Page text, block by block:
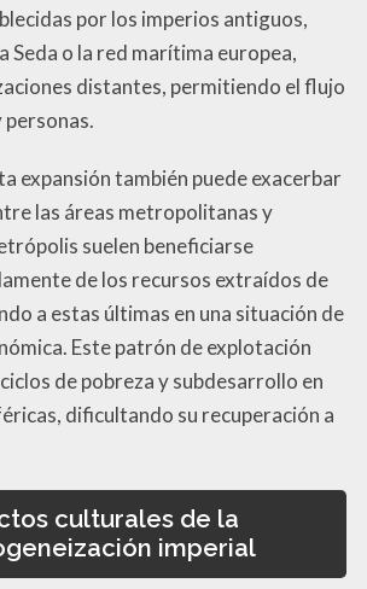
por los imperios antiguos,
Seda o la red marítima europea,
distantes, permitiendo el flujo
personas.
expansión también puede exacerbar
las áreas metropolitanas y
suelen beneficiarse
de los recursos extraídos de
a estas últimas en una situación de
Este patrón de explotación
de pobreza y subdesarrollo en
dificultando su recuperación a
culturales de la
imperial